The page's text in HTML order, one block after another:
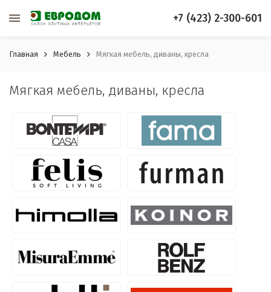
+7 (423) 2-300-601
Главная Мебель Мягкая мебель, диваны, кресла
Мягкая мебель, диваны, кресла